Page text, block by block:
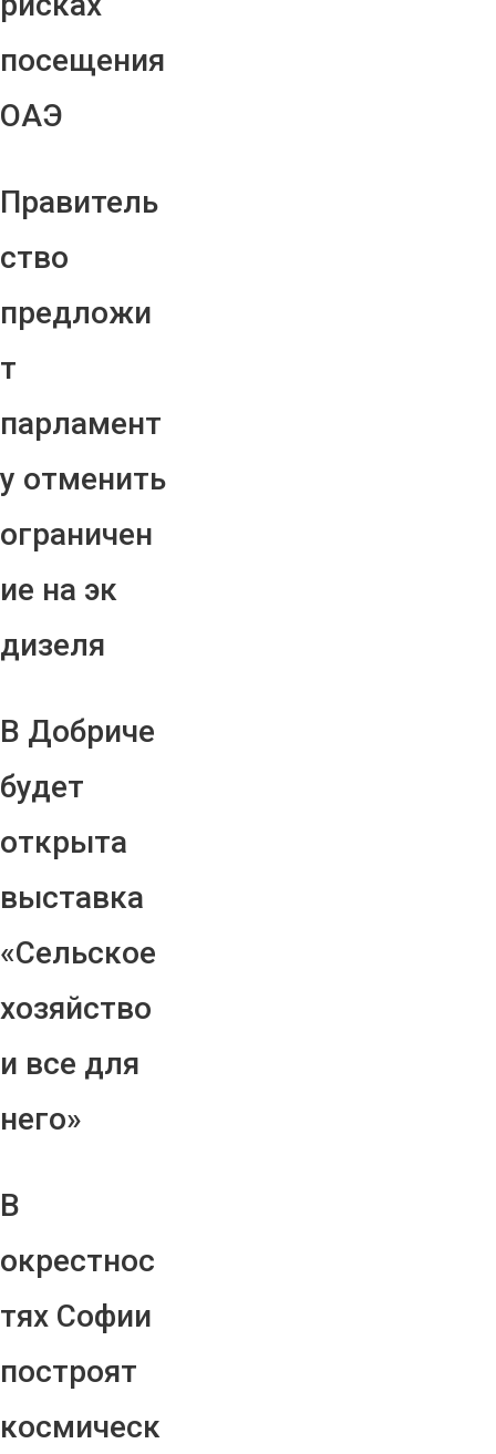
посещения
ОАЭ
Правитель
ство
предложи
т
парламент
у отменить
ограничен
ие на эк
дизеля
В Добриче
будет
открыта
выставка
«Сельское
хозяйство
и все для
него»
В
окрестнос
тях Софии
построят
космическ